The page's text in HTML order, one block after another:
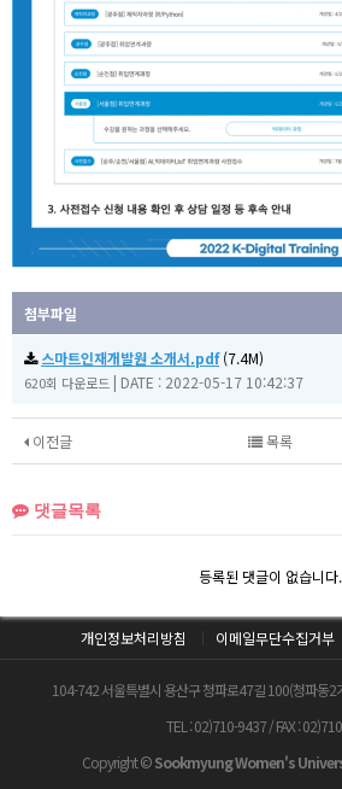
첨부파일
스마트인재개발원 소개서.pdf(7.4M)
620회 다운로드 | DATE : 2022-05-17 10:42:37
이전글 목록
댓글목록
등록된 댓글이 없습니다.
개인정보처리방침 이메일무단수집거부
104-742 서울특별시 용산구 청파로47길 100(청파동2
TEL : 02)710-9437 / FAX :
Copyright ©Sookmyung Women's